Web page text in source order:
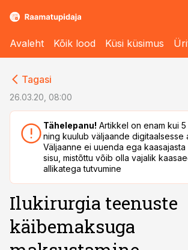
Avaleht Kõik lood Küsi küsimus
Tagasi
26.03.20, 08:00
Tähelepanu! Artikkel on enam kui 5
ning kuulub väljaande digitaalsesse
Väljaanne ei uuenda ega
sisu, mistõttu võib olla vajalik
allikatega tutvumine
Ilukirurgia teenuste
käibemaksuga